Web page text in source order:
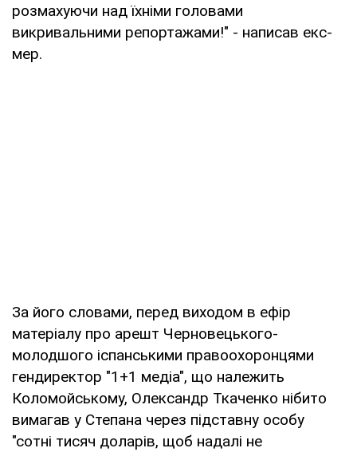
розмахуючи над їхніми головами
викривальними репортажами!" - написав екс-
мер.
За його словами, перед виходом в ефір
матеріалу про арешт Черновецького-
молодшого іспанськими правоохоронцями
гендиректор "1+1 медіа", що належить
Коломойському, Олександр Ткаченко нібито
вимагав у Степана через підставну особу
"сотні тисяч доларів, щоб надалі не